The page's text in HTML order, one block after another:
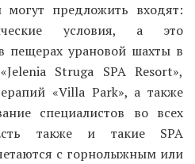
предложить входят:
условия, а это
пещерах урановой шахты в
Struga SPA Resort»,
«Villa Park», а также
специалистов во всех
также и такие SPA
с горнолыжным или